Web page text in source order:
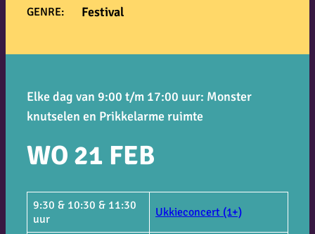
Elke dag van 9:00 t/m 17:00 uur: Monster
knutselen en Prikkelarme ruimte
WO 21 FEB
9:30 & 10:30 & 11:30
uur
Ukkieconcert (1+)
GENRE: Festival